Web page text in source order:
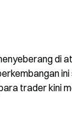
di
trader kini